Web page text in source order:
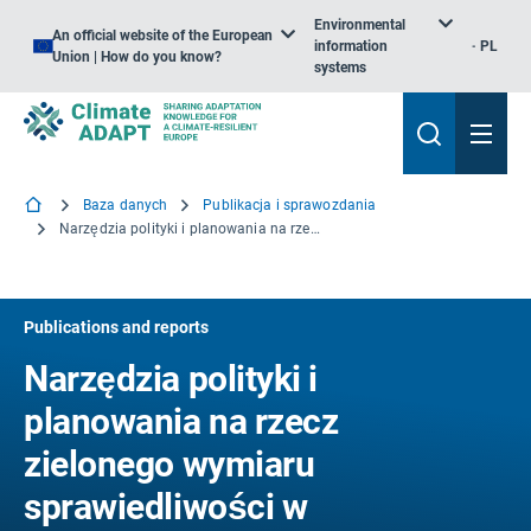
An official website of the European
Union | How do you know?
Environmental
information
systems
PL
Baza danych
Publikacja i sprawozdania
Narzędzia polityki i planowania na rzecz zielonego wymiaru sprawiedliwości w miastach: Walka z wysiedleniami i gentryfikacją oraz poprawa dostępności i inkluzywności zielonych udogodnień
Publications and reports
Narzędzia polityki i
planowania na rzecz
zielonego wymiaru
sprawiedliwości w